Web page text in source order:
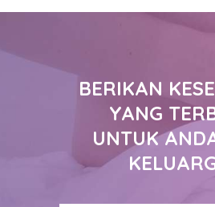
BERIKAN
YANG
UNTUK